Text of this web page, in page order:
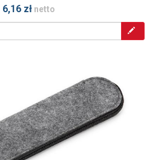
6,16 złnetto